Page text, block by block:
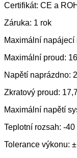
Certifikát: CE a
Záruka: 1 rok
Maximální napájecí
Maximální proud:
Napětí naprázdno:
Zkratový proud:
Maximální napětí
Teplotní rozsah: -40
Tolerance výkonu: